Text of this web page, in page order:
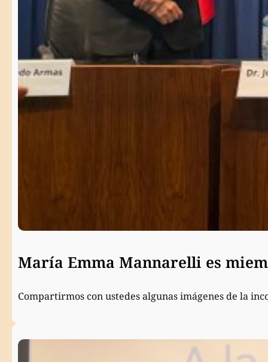
María Emma Mannarelli es
Compartirmos con ustedes algunas imágenes de la